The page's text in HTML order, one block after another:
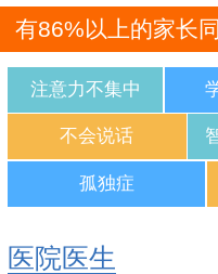
有86%以上的家长
注意力不集中
不会说话
孤独症
医院医生